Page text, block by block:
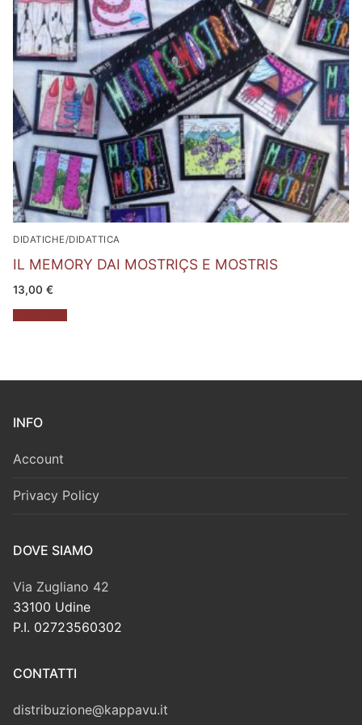
DIDATICHE/DIDATTICA
IL MEMORY DAI MOSTRIÇS E MOSTRIS
13,00 €
INFO
Account
Privacy Policy
DOVE SIAMO
Via Zugliano 42
33100 Udine
P.I. 02723560302
CONTATTI
distribuzione@kappavu.it